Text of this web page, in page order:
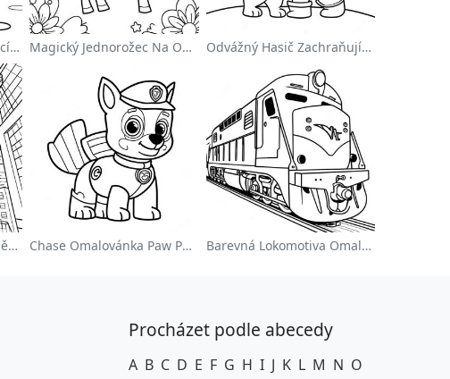
Omalovánka Mario Skáčící Přes Goombas Magický Jednorožec Na Omalovánce S Duhou Odvážný Hasič Zachraňující Kočku Omalovánka
Spider Man Houpačka Městem Omalovánka Chase Omalovánka Paw Patrol Barevná Lokomotiva Omalovánka
Procházet podle abecedy
A B C D E F G H I J K L M N O